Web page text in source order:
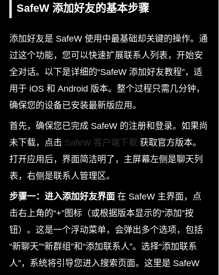
SafeW 添加好友的基本步骤
添加好友是 SafeW 使用中最基础却关键的操作。通
过这个功能，您可以快速扩展联系人列表，开始安
全对话。以下是详细的“SafeW 添加好友教程”，适
用于 iOS 和 Android 版本。整个过程只需几分钟，
确保您的设备已安装最新版应用。
首先，确保您已完成 SafeW 的注册和登录。如果尚
未下载，点击 SafeW 客户端下载 获取官方版本。
打开应用后，界面简洁明了，主屏幕左侧是聊天列
表，右侧是联系人管理区。
步骤一：进入添加好友界面 在 SafeW 主界面，点
击右上角的“+”图标（或根据版本显示的“添加”按
钮）。这是一个浮动菜单，会弹出多个选项，包括
“新聊天”“新群组”和“添加联系人”。选择“添加联系
人”，系统将引导您进入搜索页面。这里是 SafeW